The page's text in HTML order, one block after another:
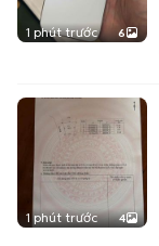
1 phút trước 6
1 phút trước 4